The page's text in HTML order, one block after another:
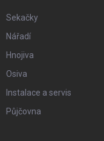
Sekačky
Nářadí
Hnojiva
Osiva
Instalace a servis
Půjčovna